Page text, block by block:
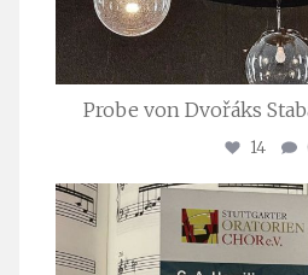
Probe von Dvořáks
14
Nov. 29